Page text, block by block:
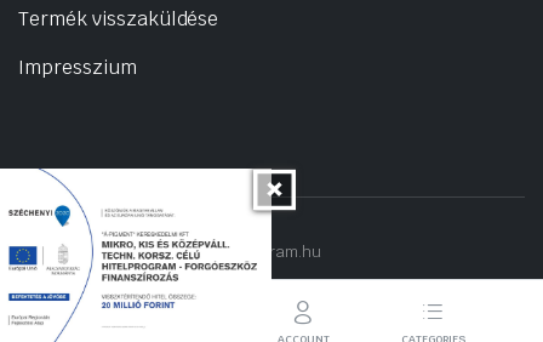
Termék visszaküldése
Impresszium
Copyright 2022 © hogyantalaljanakram.hu